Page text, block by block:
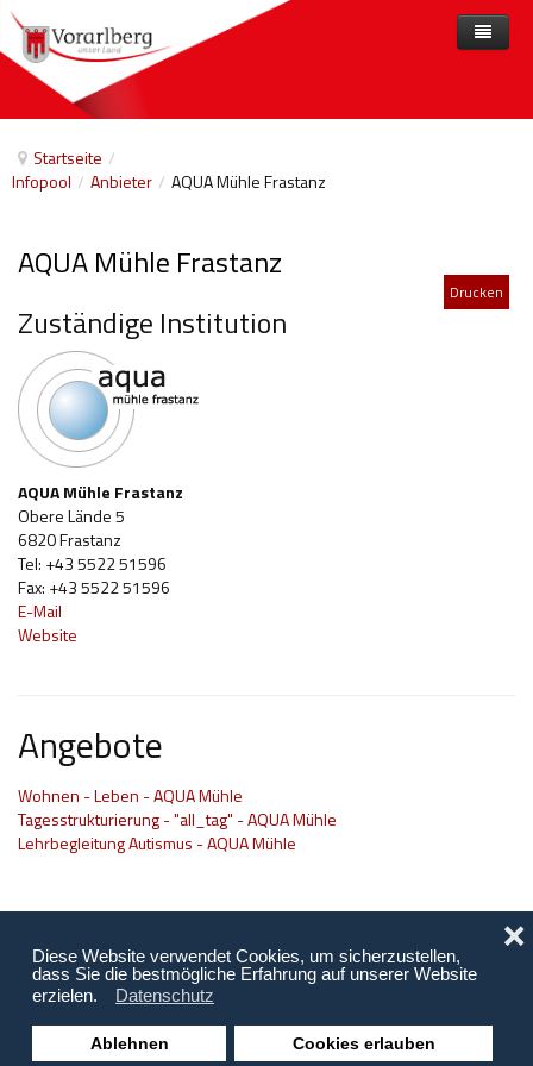
Diese Website verwendet Cookies, um sicherzustellen,
dass Sie die bestmögliche Erfahrung auf unserer Website
erzielen.
Datenschutz
Ablehnen Cookies erlauben
❌
Startseite /
Infopool / Anbieter / AQUA Mühle Frastanz
AQUA Mühle Frastanz
Drucken
Zuständige Institution
AQUA Mühle Frastanz
Obere Lände 5
6820 Frastanz
Tel: +43 5522 51596
Fax: +43 5522 51596
E-Mail
Website
Angebote
Wohnen - Leben - AQUA Mühle
Tagesstrukturierung - "all_tag" - AQUA Mühle
Lehrbegleitung Autismus - AQUA Mühle
Home
Angebote nach Themen
Barrierefreiheit
Beihilfen, finanzielle Unterstützungen
Freizeit
Gesetze und Verordnungen
Gesetzliche Vertretungen
Gesundheitliche Rehabilitation
Hilfsmittel und Heilbehelfe
Kindheit und Jugend
Unterstützung, Beratung, Assistenz
Wohnen
Anbieter
Veranstaltungen